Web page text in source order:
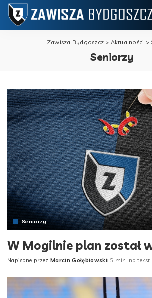
Zawisza Bydgoszcz > Aktualności >
Seniorzy
Seniorzy
W Mogilnie plan został
Posted
Napisane przez Marcin Gołębiowski 5 min. na tekst